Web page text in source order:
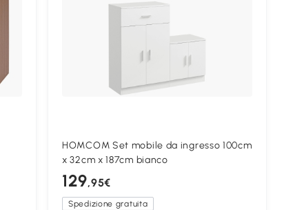
HOMCOM Set mobile da ingresso 100cm
x 32cm x 187cm bianco
129,95€
Spedizione gratuita